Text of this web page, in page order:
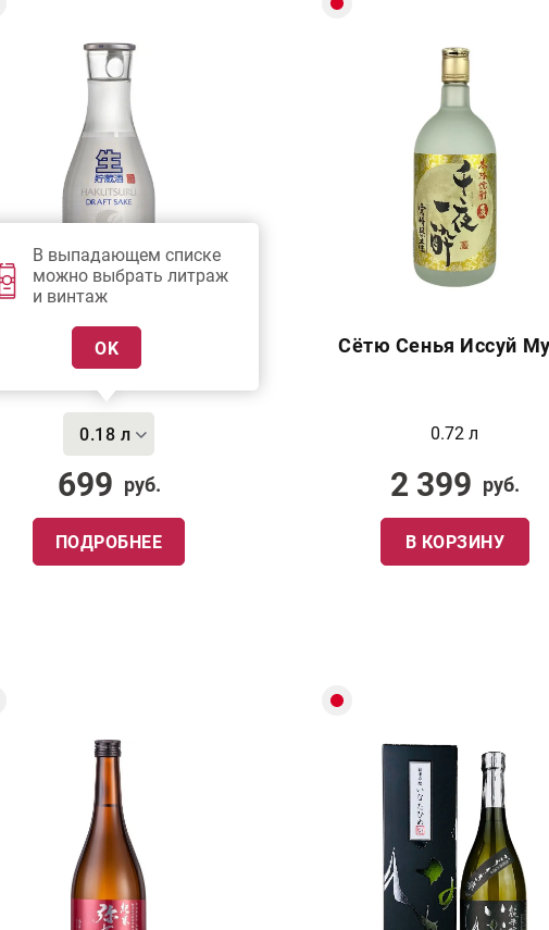
Сакэ Дзёсэн Наматодзу
В выпадающем списке
можно выбрать литраж
и винтаж
OK
0.18 л
699 руб.
ПОДРОБНЕЕ
Сётю Сенья Иссуй
0.72 л
2 399 руб.
В КОРЗИНУ